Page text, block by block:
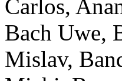
Carlos,
Bach Uwe,
Mislav,